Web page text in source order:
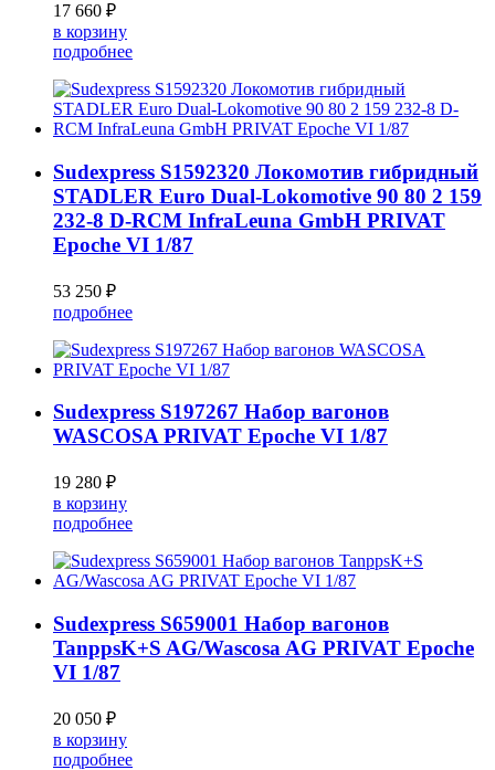
17 660 ₽
в корзину
подробнее
Sudexpress S1592320 Локомотив гибридный
STADLER Euro Dual-Lokomotive 90 80 2 159
232-8 D-RCM InfraLeuna GmbH PRIVAT
Epoche VI 1/87
53 250 ₽
подробнее
Sudexpress S197267 Набор вагонов
WASCOSA PRIVAT Epoche VI 1/87
19 280 ₽
в корзину
подробнее
Sudexpress S659001 Набор вагонов
TanppsK+S AG/Wascosa AG PRIVAT Epoche
VI 1/87
20 050 ₽
в корзину
подробнее